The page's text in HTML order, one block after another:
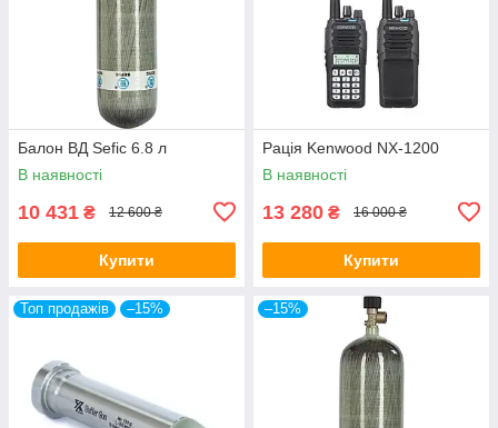
Балон ВД Sefic 6.8 л
В наявності
10 431 ₴ 12 600 ₴
Купити
Рація Kenwood NX-1200
В наявності
13 280 ₴ 16 000 ₴
Купити
Топ продажів –15% –15%